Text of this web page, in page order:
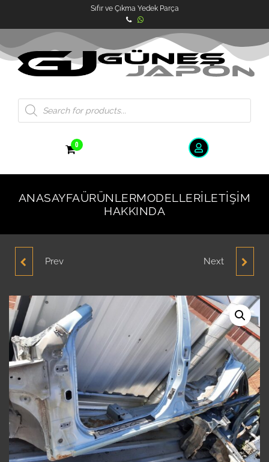
Sıfır ve Çıkma Yedek Parça
0
ANASAYFAÜRÜNLERMODELLERİLETIŞIM
HAKKINDA
HYUNDAI ACCENT ERA
ŞAMANDIRA 2006-2012
MODEL ORJINAL ÇIKMA
PARÇA
Prev HYUNDAI ACCENT ERA
DINAMOSU ORJINAL
ÇIKMA
Next